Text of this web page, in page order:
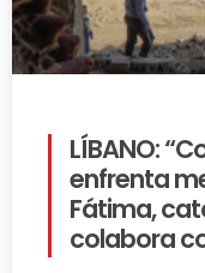
LÍBANO:
enfrenta
Fátima,
colabora